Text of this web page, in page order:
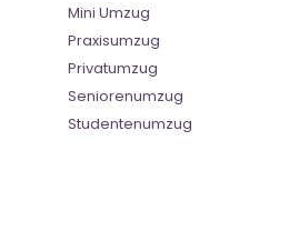
Mini Umzug
Praxisumzug
Privatumzug
Seniorenumzug
Studentenumzug